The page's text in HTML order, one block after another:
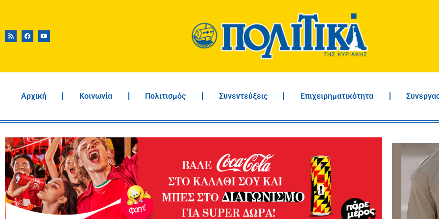
Αρχική Κοινωνία Πολιτισμός Συνεντεύξεις Επιχειρηματικότητα